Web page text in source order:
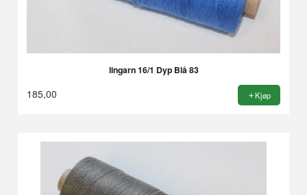
lingarn 16/1 Dyp Blå 83
185,00 Kjøp